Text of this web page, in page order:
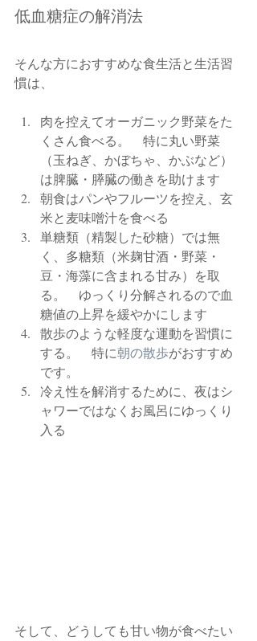
低血糖症の解消法
そんな方におすすめな食生活と生活習
慣は、
肉を控えてオーガニック野菜をた
くさん食べる。　特に丸い野菜
（玉ねぎ、かぼちゃ、かぶなど）
は脾臓・膵臓の働きを助けます
朝食はパンやフルーツを控え、玄
米と麦味噌汁を食べる
単糖類（精製した砂糖）では無
く、多糖類（米麹甘酒・野菜・
豆・海藻に含まれる甘み）を取
る。　ゆっくり分解されるので血
糖値の上昇を緩やかにします
散歩のような軽度な運動を習慣に
する。　特に朝の散歩がおすすめ
です。
冷え性を解消するために、夜はシ
ャワーではなくお風呂にゆっくり
入る
そして、どうしても甘い物が食べたい